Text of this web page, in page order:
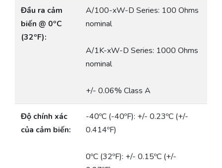
Đầu ra cảm
biến @ 0ºC
(32ºF):
A/100-xW-D Series: 100 Ohms
nominal
A/1K-xW-D Series: 1000 Ohms
nominal
+/- 0.06% Class A
Độ chính xác
của cảm biến:
-40ºC (-40ºF): +/- 0.23ºC (+/-
0.414ºF)
0ºC (32ºF): +/- 0.15ºC (+/-